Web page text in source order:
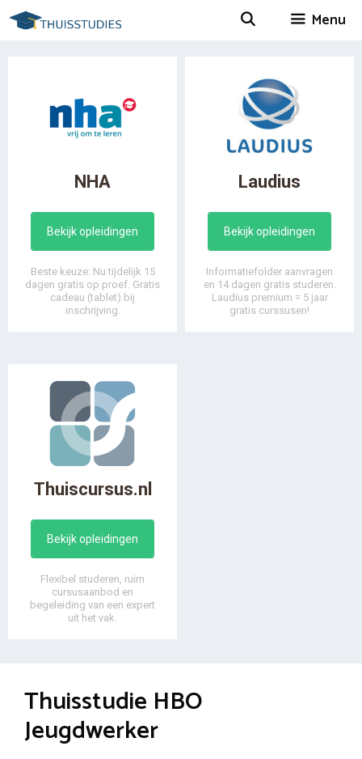
Spring
naar
Menu
NHA
Bekijk opleidingen
Beste keuze: Nu tijdelijk 15
dagen gratis op proef. Gratis
cadeau (tablet) bij
inschrijving.
Laudius
Bekijk opleidingen
Informatiefolder aanvragen
en 14 dagen gratis studeren.
Laudius premium = 5 jaar
gratis curssusen!
Thuiscursus.nl
Bekijk opleidingen
Flexibel studeren, ruim
cursusaanbod en
begeleiding van een expert
uit het vak.
Thuisstudie HBO
Jeugdwerker